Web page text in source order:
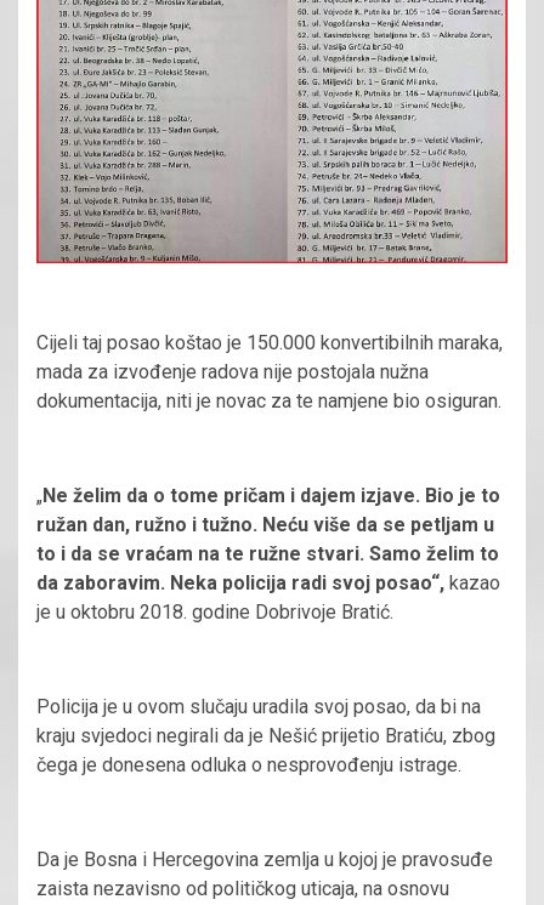
Cijeli taj posao koštao je 150.000 konvertibilnih maraka,
mada za izvođenje radova nije postojala nužna
dokumentacija, niti je novac za te namjene bio osiguran.
„Ne želim da o tome pričam i dajem izjave. Bio je to
ružan dan, ružno i tužno. Neću više da se petljam u
to i da se vraćam na te ružne stvari. Samo želim to
da zaboravim. Neka policija radi svoj posao“, kazao
je u oktobru 2018. godine Dobrivoje Bratić.
Policija je u ovom slučaju uradila svoj posao, da bi na
kraju svjedoci negirali da je Nešić prijetio Bratiću, zbog
čega je donesena odluka o nesprovođenju istrage.
Da je Bosna i Hercegovina zemlja u kojoj je pravosuđe
zaista nezavisno od političkog uticaja, na osnovu